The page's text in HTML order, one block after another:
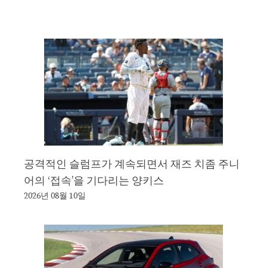
공격적인 슬럼프가 계속되면서 재즈 치좀 주니
어의 ‘접속’을 기다리는 양키스
2026년 08월 10일